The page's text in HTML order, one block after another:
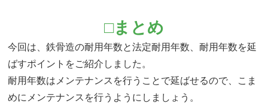
□まとめ
今回は、鉄骨造の耐用年数と法定耐用年数、耐用年数を延
ばすポイントをご紹介しました。
耐用年数はメンテナンスを行うことで延ばせるので、こま
めにメンテナンスを行うようにしましょう。